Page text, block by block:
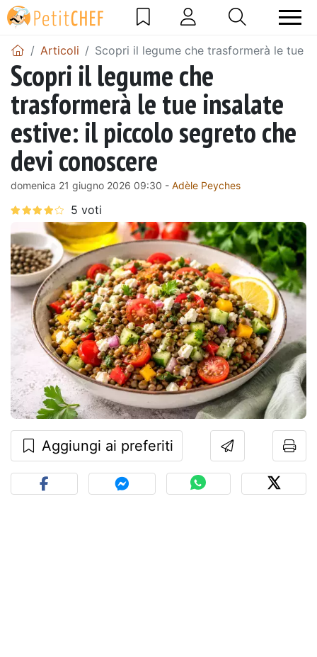
Articoli Scopri il legume che trasformerà le tue
Scopri il legume che
trasformerà le tue insalate
estive: il piccolo segreto che
devi conoscere
domenica 21 giugno 2026 09:30 - Adèle Peyches
Aggiungi ai preferiti